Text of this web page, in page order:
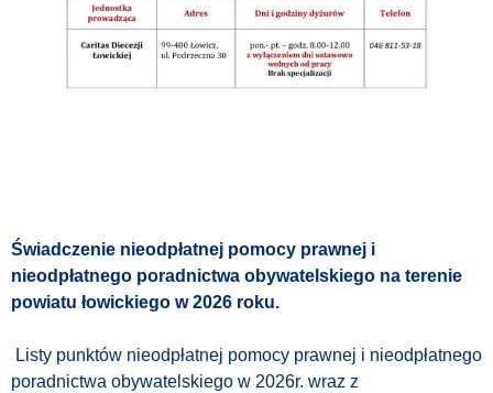
Świadczenie nieodpłatnej pomocy prawnej i
nieodpłatnego poradnictwa obywatelskiego na terenie
powiatu łowickiego w 2026 roku.
Listy punktów nieodpłatnej pomocy prawnej i nieodpłatnego
poradnictwa obywatelskiego w 2026r. wraz z